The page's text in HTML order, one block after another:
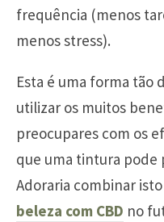
frequência (menos
menos stress).
Esta é uma forma tão
utilizar os muitos
preocupares com os
que uma tintura pode
Adoraria combinar
beleza com CBD no